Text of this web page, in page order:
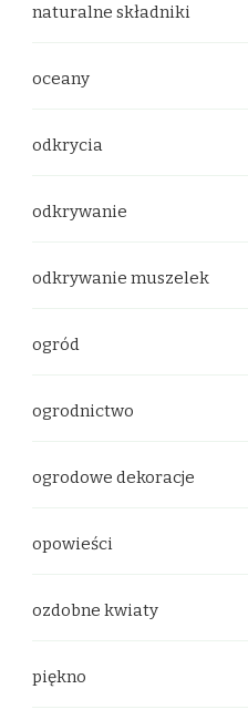
naturalne składniki
oceany
odkrycia
odkrywanie
odkrywanie muszelek
ogród
ogrodnictwo
ogrodowe dekoracje
opowieści
ozdobne kwiaty
piękno